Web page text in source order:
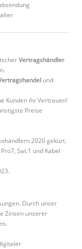
Vertragshändler
und
Kunden ihr Vertrauen!
Preise
2020 gekürt.
Sat.1 und Kabel
Durch unser
Zinsen unserer